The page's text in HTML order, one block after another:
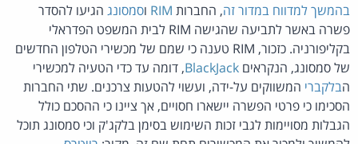
בהמשך למדווח במדור זה, החברות RIM וסמסונג הגיעו להסדר
פשרה באשר לתביעה שהגישה RIM לבית המשפט הפדראלי
בקליפורניה. כזכור, RIM טענה כי שמם של מכשירי הטלפון החדשים
של סמסונג, הנקראים BlackJack, דומה עד כדי הטעיה למכשירי
הבלקברי המשווקים על-ידה, ועשוי להטעות צרכנים. שתי החברות
הסכימו כי פרטי הפשרה יישארו חסויים, אך ציינו כי ההסכם כולל
הגבלות מסויימות לגבי זכות השימוש בסימן בלקג'ק וכי סמסונג תוכל